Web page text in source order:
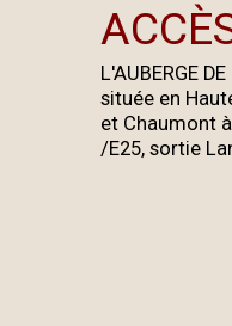
L'AUBERGE
située en
et Chaumont
/E25, sortie